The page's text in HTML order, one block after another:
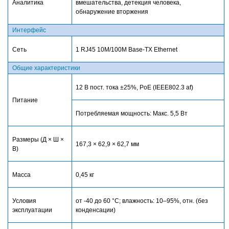
Аналитика
вмешательства, детекция человека,
обнаружение вторжения
Интерфейс
Сеть 1 RJ45 10M/100M Base-TX Ethernet
Общие характеристики
Питание
12 В пост. тока ±25%, PoE (IEEE802.3 af)
Потребляемая мощность: Макс. 5,5 Вт
Размеры (Д × Ш ×
В)
167,3 × 62,9 × 62,7 мм
Масса 0,45 кг
Условия
эксплуатации
от -40 до 60 °С; влажность: 10–95%, отн. (без
конденсации)